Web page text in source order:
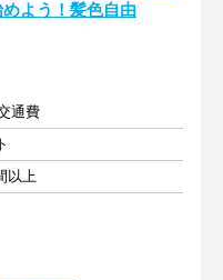
よう！髪色自由
通費
以上